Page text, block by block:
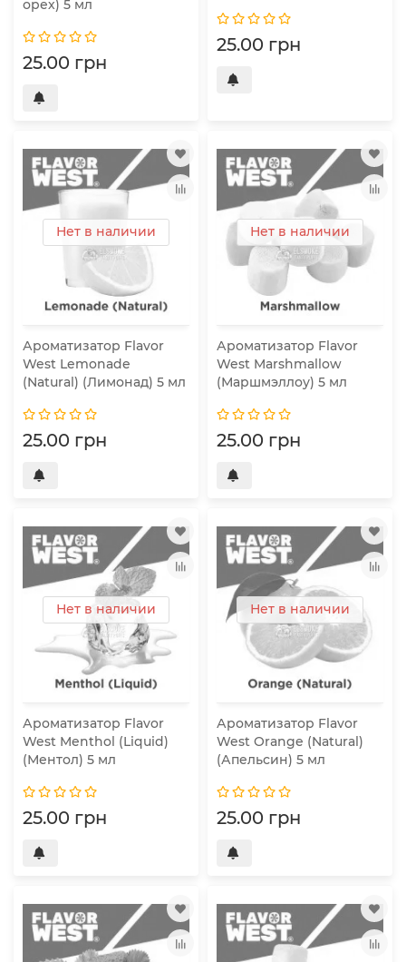
орех) 5 мл
25.00 грн
25.00 грн
Нет в наличии
Ароматизатор Flavor
West Lemonade
(Natural) (Лимонад) 5 мл
25.00 грн
Нет в наличии
Ароматизатор Flavor
West Marshmallow
(Маршмэллоу) 5 мл
25.00 грн
Нет в наличии
Ароматизатор Flavor
West Menthol (Liquid)
(Ментол) 5 мл
25.00 грн
Нет в наличии
Ароматизатор Flavor
West Orange (Natural)
(Апельсин) 5 мл
25.00 грн